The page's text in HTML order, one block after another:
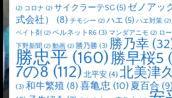
(2) コロナ (2) サイクラーテSG(5) ゼノアッ
式会社）
(8) チモシー (2) ハエ (5) ハエ対策 (2)
ベイト剤 (2) ペルネットR6 (3) マンダアニモ (2) ロ
下野新聞 (2) 動画 (2) 勝乃勝 (3) 勝乃幸
勝忠平 (160)勝早桜5
7の8 (112) 北平安 (4) 北美津
(3) 和牛繁殖 (8) 喜亀忠 (10) 夏百合